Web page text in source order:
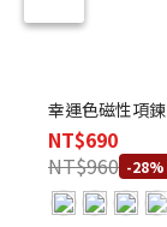
幸運色磁性項鍊
NT$690
NT$960 -28%